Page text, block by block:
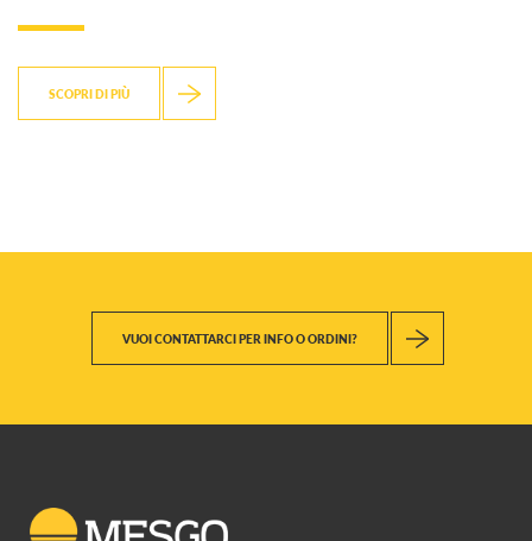
SCOPRI DI PIÙ
VUOI CONTATTARCI PER INFO O ORDINI?